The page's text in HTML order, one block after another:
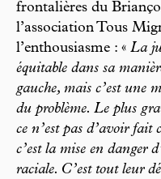
frontalières du
l’association Tous
l’enthousiasme : « La
équitable dans sa
gauche, mais c’est une
du problème. Le plus
ce n’est pas d’avoir fait
c’est la mise en danger
raciale. C’est tout leur